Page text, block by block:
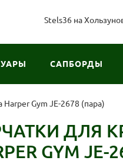
Stels36 на
САПБОРДЫ
Gym JE-2678 (пара)
ДЛЯ
GYM JE-